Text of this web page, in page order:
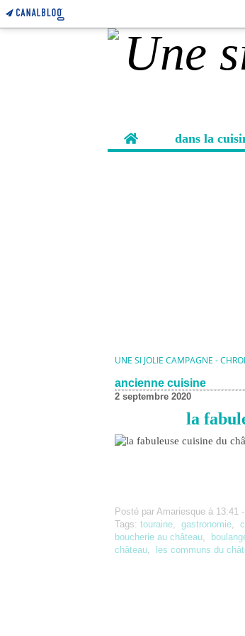
Home dans la
UNE SI JOLIE CAMPAGNE -
ancienne cuisine
2 septembre 2020
la
Posté par Amariesque à 13:41 -
Tags: touraine, gastronomie,
boucherie au château,
château, les communs du